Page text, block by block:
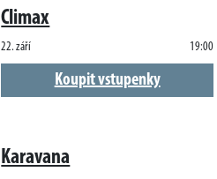
Climax
22. září 19:00
Koupit vstupenky
Karavana